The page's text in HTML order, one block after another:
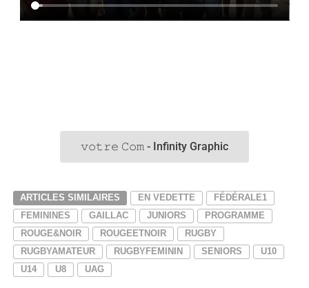
𝚟𝚘𝚝𝚛𝚎 𝙲𝚘𝚖 - Infinity Graphic
ARTICLES SIMILAIRES EN VEDETTE
FÉDÉRALE1
FEMININES
GAILLAC JUNIORS
PROGRAMME
ROUGE&NOIR
ROUGEETNOIR
RUGBY
RUGBYAMATEUR
RUGBYFEMININ SENIORS
U10
U14
U8 UAG